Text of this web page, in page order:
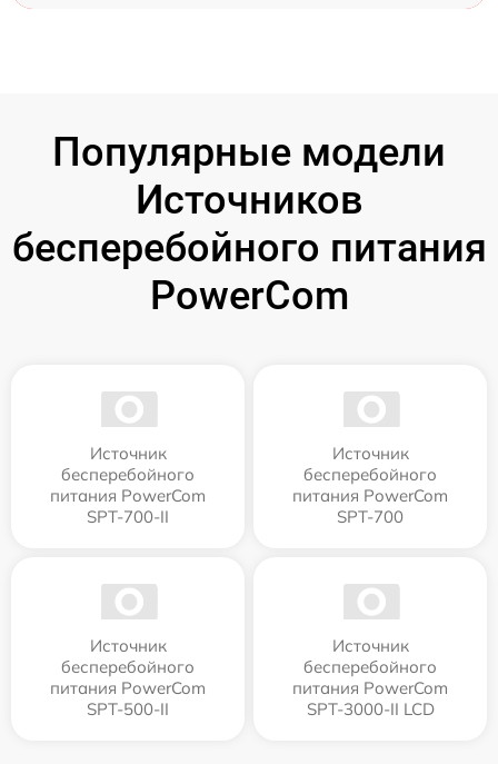
Популярные модели
Источников
бесперебойного питания
PowerCom
Источник
бесперебойного
питания PowerCom
SPT-700-II
Источник
бесперебойного
питания PowerCom
SPT-700
Источник
бесперебойного
питания PowerCom
SPT-500-II
Источник
бесперебойного
питания PowerCom
SPT-3000-II LCD